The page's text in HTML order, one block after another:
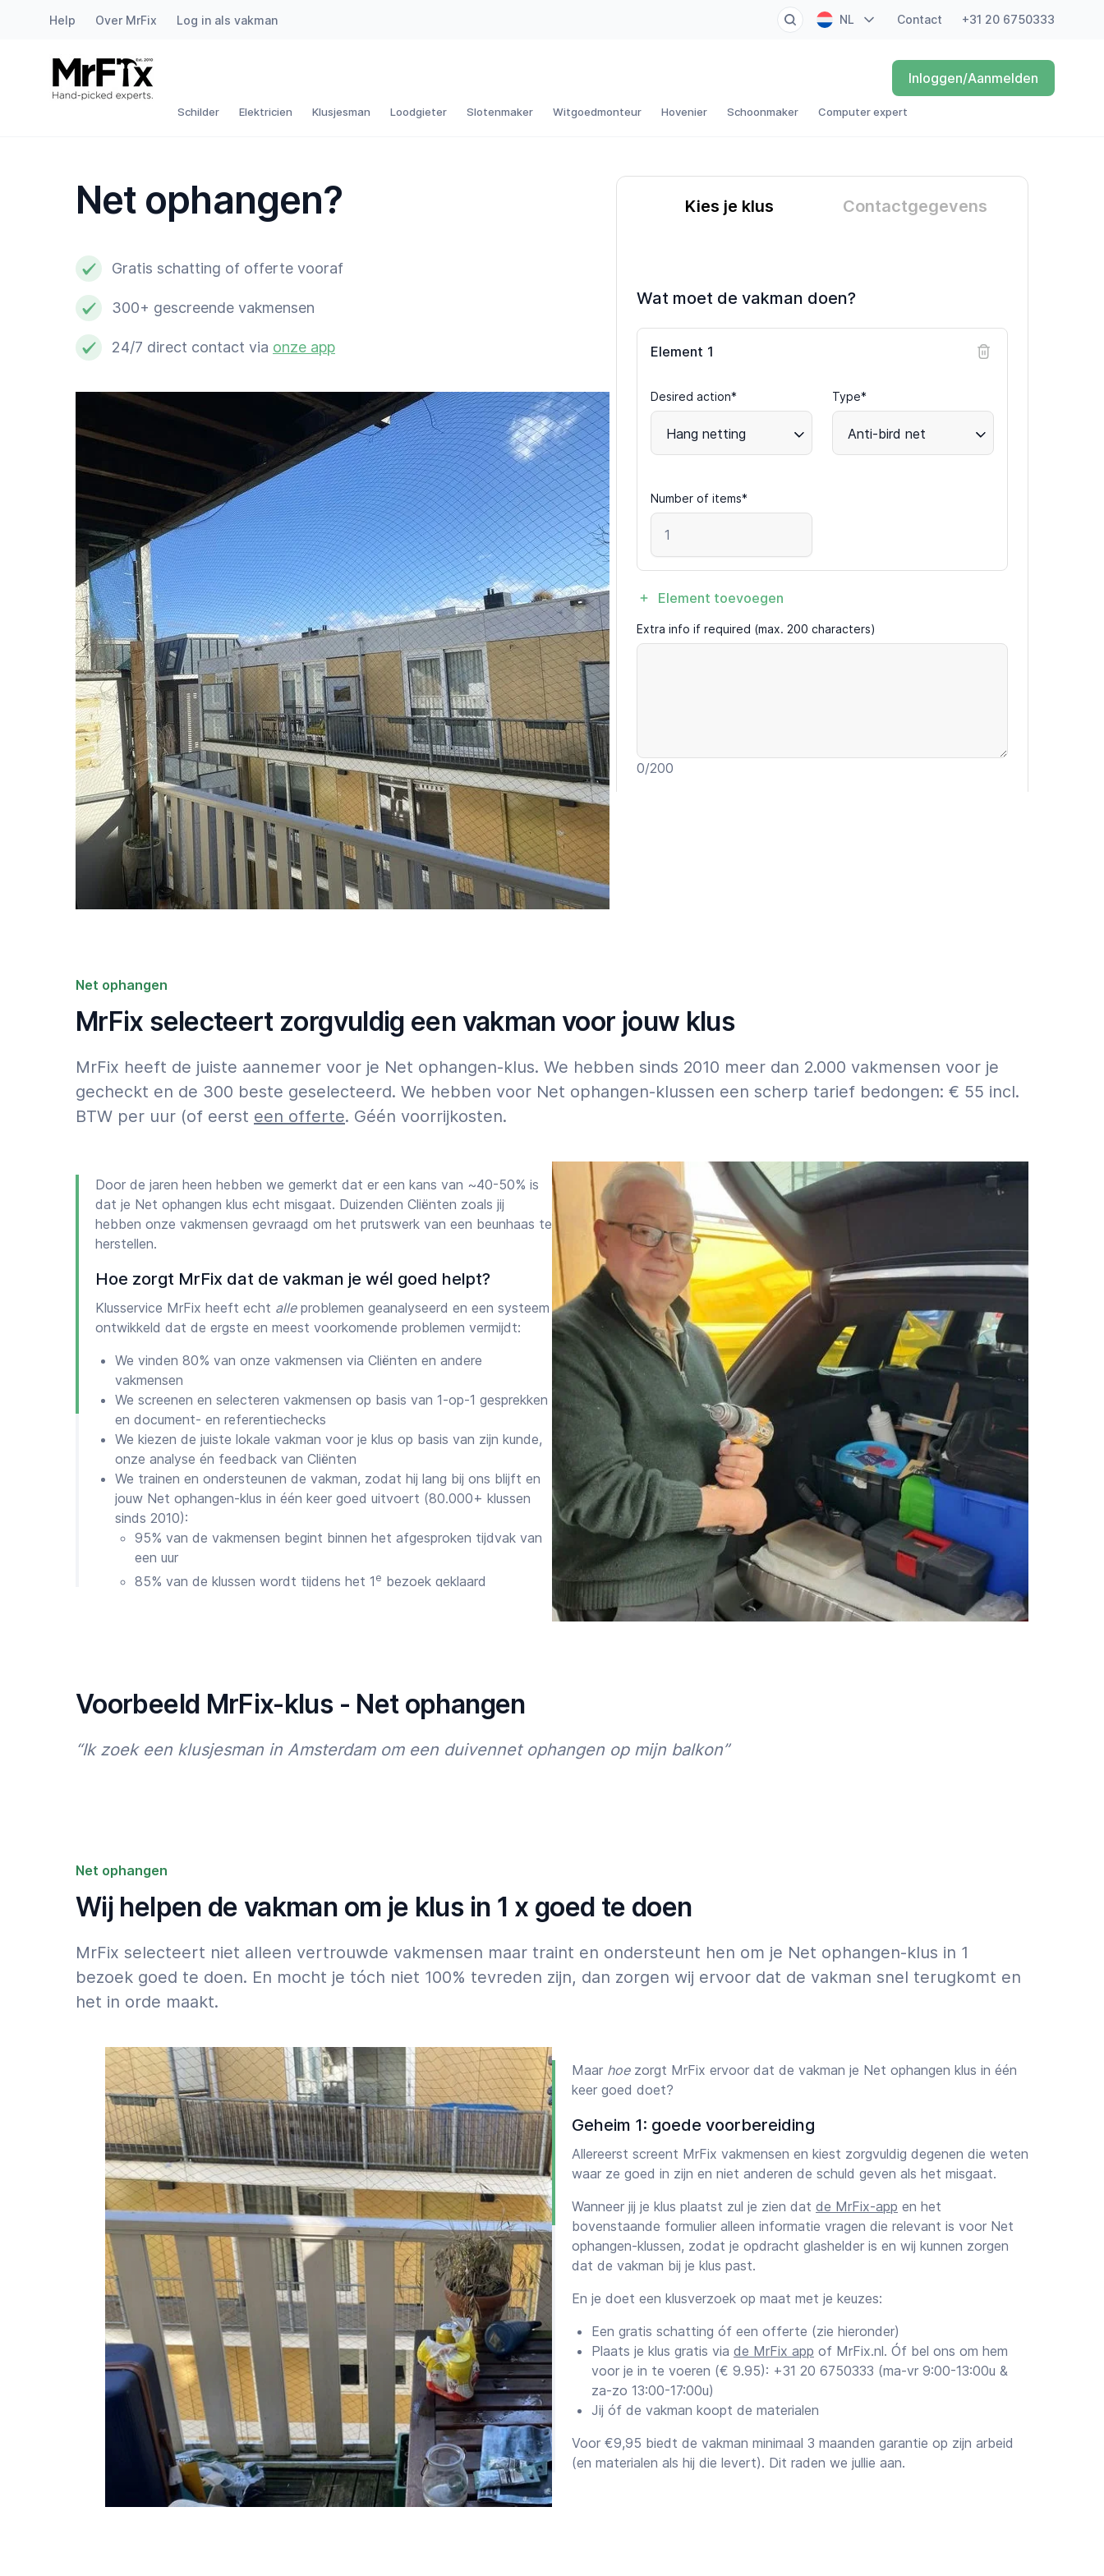
Help Over MrFix Log in als vakman NL Contact +31 20 6750333
Schilder Elektricien Klusjesman Loodgieter Slotenmaker Witgoedmonteur Hovenier Schoonmaker Computer expert
Inloggen/Aanmelden
Schilder
Loodgieter
Slotenmaker
Witgoedmonteur
Hovenier
Schoonmaker
Computer expert
Net ophangen?
Gratis schatting of offerte vooraf
300+ gescreende vakmensen
24/7 direct contact via onze app
Kies je klus Contactgegevens
Wat moet de vakman doen?
Element 1
Desired action*
Hang netting
Type*
Anti-bird net
Number of items*
Element toevoegen
Extra info if required (max. 200 characters)
0/200
Net ophangen
MrFix selecteert zorgvuldig een vakman voor jouw klus
MrFix heeft de juiste aannemer voor je Net ophangen-klus. We hebben sinds 2010 meer dan 2.000 vakmensen voor je
gecheckt en de 300 beste geselecteerd. We hebben voor Net ophangen-klussen een scherp tarief bedongen: € 55 incl.
BTW per uur (of eerst een offerte. Géén voorrijkosten.
Door de jaren heen hebben we gemerkt dat er een kans van ~40-50% is
dat je Net ophangen klus echt misgaat. Duizenden Cliënten zoals jij
hebben onze vakmensen gevraagd om het prutswerk van een beunhaas te
herstellen.
Hoe zorgt MrFix dat de vakman je wél goed helpt?
Klusservice MrFix heeft echt alleproblemen geanalyseerd en een systeem
ontwikkeld dat de ergste en meest voorkomende problemen vermijdt:
We vinden 80% van onze vakmensen via Cliënten en andere
vakmensen
We screenen en selecteren vakmensen op basis van 1-op-1 gesprekken
en document- en referentiechecks
We kiezen de juiste lokale vakman voor je klus op basis van zijn kunde,
onze analyse én feedback van Cliënten
We trainen en ondersteunen de vakman, zodat hij lang bij ons blijft en
jouw Net ophangen-klus in één keer goed uitvoert (80.000+ klussen
sinds 2010):
95% van de vakmensen begint binnen het afgesproken tijdvak van
een uur
85% van de klussen wordt tijdens het 1e bezoek geklaard
En zijn Cliënten trouw aan MrFix?
Wij zijn trots op de resultaten van onze inspanningen tot nu toe:
50.000 tevreden Cliënten in heel Nederland
ophangen via
Let op: 50% toeslag voor klussen die binnen 24 uur, na 18 uur of in het
weekend moeten starten: zie Tarieven .
Voorbeeld MrFix-klus - Net ophangen
“Ik zoek een klusjesman in Amsterdam om een duivennet ophangen op mijn balkon”
Net ophangen
Wij helpen de vakman om je klus in 1 x goed te doen
MrFix selecteert niet alleen vertrouwde vakmensen maar traint en ondersteunt hen om je Net ophangen-klus in 1
bezoek goed te doen. En mocht je tóch niet 100% tevreden zijn, dan zorgen wij ervoor dat de vakman snel terugkomt en
het in orde maakt.
Maar hoezorgt MrFix ervoor dat de vakman je Net ophangen klus in één
keer goed doet?
Geheim 1: goede voorbereiding
Allereerst screent MrFix vakmensen en kiest zorgvuldig degenen die weten
waar ze goed in zijn en niet anderen de schuld geven als het misgaat.
Wanneer jij je klus plaatst zul je zien dat de MrFix-app en het
bovenstaande formulier alleen informatie vragen die relevant is voor Net
ophangen-klussen, zodat je opdracht glashelder is en wij kunnen zorgen
dat de vakman bij je klus past.
En je doet een klusverzoek op maat met je keuzes:
Een gratis schatting óf een offerte (zie hieronder)
Plaats je klus gratis via de MrFix app of MrFix.nl. Óf bel ons om hem
voor je in te voeren (€ 9.95): +31 20 6750333 (ma-vr 9:00-13:00u &
za-zo 13:00-17:00u)
Jij óf de vakman koopt de materialen
Voor €9,95 biedt de vakman minimaal 3 maanden garantie op zijn arbeid
(en materialen als hij die levert). Dit raden we jullie aan.